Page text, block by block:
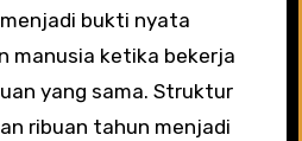
bukti nyata
manusia ketika bekerja
yang sama. Struktur
ribuan tahun menjadi